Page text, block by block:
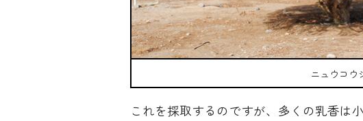
ニュウコウ
これを採取するのですが、多くの乳香は